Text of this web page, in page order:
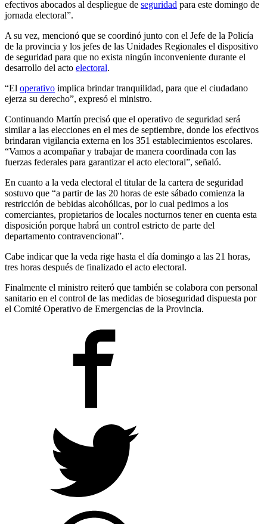
efectivos abocados al despliegue de seguridad para este domingo de
jornada electoral”.
A su vez, mencionó que se coordinó junto con el Jefe de la Policía
de la provincia y los jefes de las Unidades Regionales el dispositivo
de seguridad para que no exista ningún inconveniente durante el
desarrollo del acto electoral.
“El operativo implica brindar tranquilidad, para que el ciudadano
ejerza su derecho”, expresó el ministro.
Continuando Martín precisó que el operativo de seguridad será
similar a las elecciones en el mes de septiembre, donde los efectivos
brindaran vigilancia externa en los 351 establecimientos escolares.
“Vamos a acompañar y trabajar de manera coordinada con las
fuerzas federales para garantizar el acto electoral”, señaló.
En cuanto a la veda electoral el titular de la cartera de seguridad
sostuvo que “a partir de las 20 horas de este sábado comienza la
restricción de bebidas alcohólicas, por lo cual pedimos a los
comerciantes, propietarios de locales nocturnos tener en cuenta esta
disposición porque habrá un control estricto de parte del
departamento contravencional”.
Cabe indicar que la veda rige hasta el día domingo a las 21 horas,
tres horas después de finalizado el acto electoral.
Finalmente el ministro reiteró que también se colabora con personal
sanitario en el control de las medidas de bioseguridad dispuesta por
el Comité Operativo de Emergencias de la Provincia.